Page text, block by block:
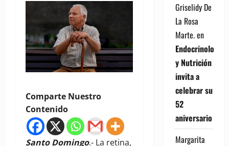
Comparte Nuestro
Contenido
Santo Domingo.- La retina,
Griselidy De
La Rosa
Marte.en
Endocrinología
y Nutrición
invita a
celebrar su
52
aniversario
Margarita